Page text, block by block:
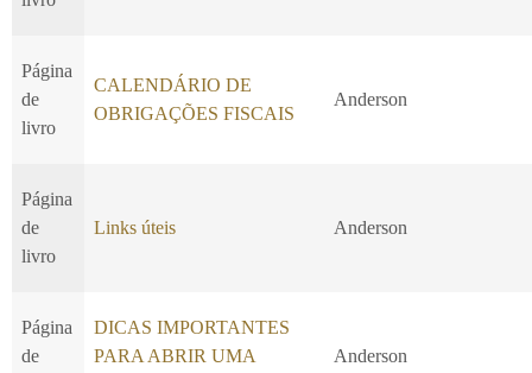
Página
de
livro
CALENDÁRIO DE
OBRIGAÇÕES FISCAIS
Anderson
Página
de
livro
Links úteis Anderson
Página
de
DICAS IMPORTANTES
PARA ABRIR UMA
Anderson